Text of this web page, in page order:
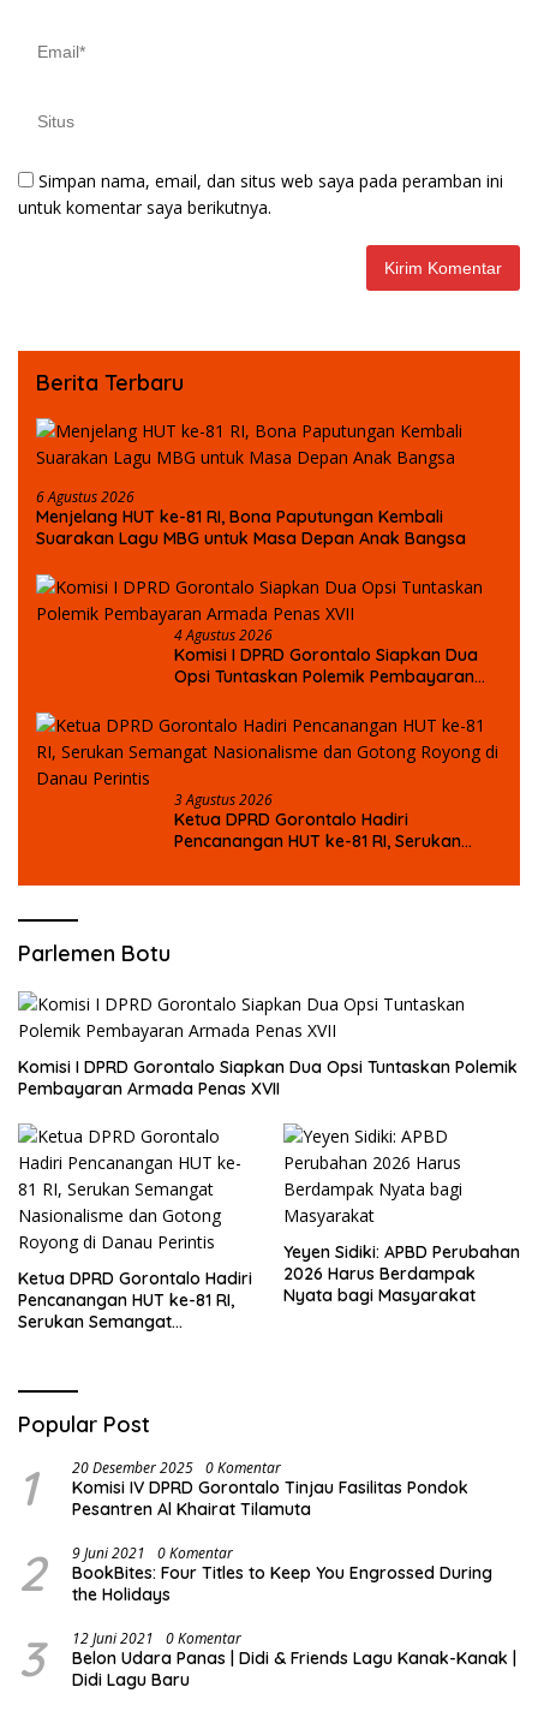
Simpan nama, email, dan situs web saya pada peramban ini
untuk komentar saya berikutnya.
Berita Terbaru
6 Agustus 2026
Menjelang HUT ke-81 RI, Bona Paputungan Kembali
Suarakan Lagu MBG untuk Masa Depan Anak Bangsa
4 Agustus 2026
Komisi I DPRD Gorontalo Siapkan Dua
Opsi Tuntaskan Polemik Pembayaran
3 Agustus 2026
Ketua DPRD Gorontalo Hadiri
Pencanangan HUT ke-81 RI, Serukan
Royong di Danau Perintis
Parlemen Botu
Komisi I DPRD Gorontalo Siapkan Dua Opsi Tuntaskan Polemik
Pembayaran Armada Penas XVII
Ketua DPRD Gorontalo Hadiri
Pencanangan HUT ke-81 RI,
Serukan Semangat
Yeyen Sidiki: APBD Perubahan
2026 Harus Berdampak
Nyata bagi Masyarakat
Popular Post
1 20 Desember 2025 0 Komentar
Komisi IV DPRD Gorontalo Tinjau Fasilitas Pondok
Pesantren Al Khairat Tilamuta
2 9 Juni 2021 0 Komentar
BookBites: Four Titles to Keep You Engrossed During
the Holidays
3 12 Juni 2021 0 Komentar
Belon Udara Panas | Didi & Friends Lagu Kanak-Kanak |
Didi Lagu Baru